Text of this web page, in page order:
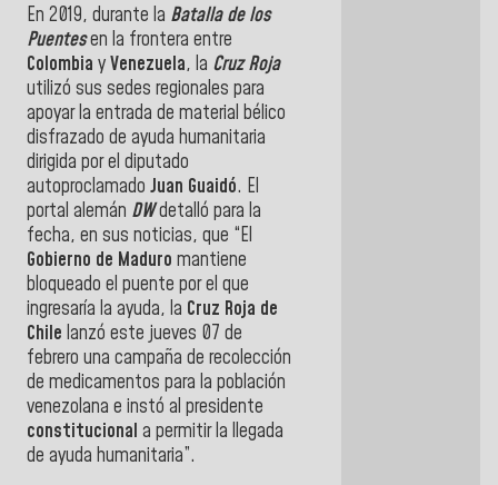
En 2019, durante la Batalla de los
Puentesen la frontera entre
Colombia yVenezuela, la Cruz Roja
utilizó sus sedes regionales para
apoyar la entrada de material bélico
disfrazado de ayuda humanitaria
dirigida por el diputado
autoproclamado Juan Guaidó. El
portal alemán DWdetalló para la
fecha, en sus noticias, que “El
Gobierno de Maduro mantiene
bloqueado el puente por el que
ingresaría la ayuda, la Cruz Roja de
Chile lanzó este jueves 07 de
febrero una campaña de recolección
de medicamentos para la población
venezolana e instó al presidente
constitucional a permitir la llegada
de ayuda humanitaria”.